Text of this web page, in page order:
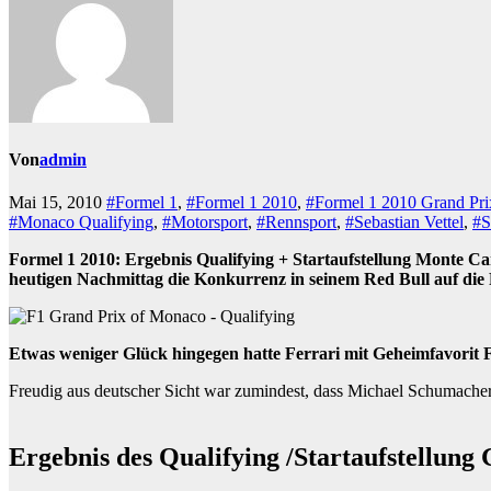
Vonadmin
Mai 15, 2010 #Formel 1, #Formel 1 2010, #Formel 1 2010 Grand
#Monaco Qualifying, #Motorsport, #Rennsport, #Sebastian Vettel,
Formel 1 2010: Ergebnis Qualifying + Startaufstellung Monte
heutigen Nachmittag die Konkurrenz in seinem Red Bull auf die
Etwas weniger Glück hingegen hatte Ferrari mit Geheimfavorit
Freudig aus deutscher Sicht war zumindest, dass Michael
Ergebnis des Qualifying /Startaufstellung